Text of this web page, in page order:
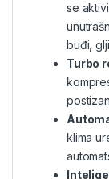
se
buđi,
Turbo
klima